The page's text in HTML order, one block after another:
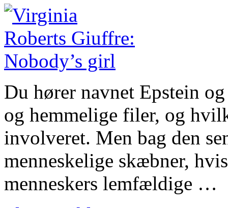
Du hører navnet Epstein
og hemmelige filer, og
involveret. Men bag den
menneskelige skæbner,
menneskers lemfældige …